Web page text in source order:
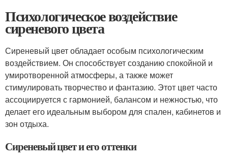
Психологическое воздействие
сиреневого цвета
Сиреневый цвет обладает особым психологическим
воздействием. Он способствует созданию спокойной и
умиротворенной атмосферы, а также может
стимулировать творчество и фантазию. Этот цвет часто
ассоциируется с гармонией, балансом и нежностью, что
делает его идеальным выбором для спален, кабинетов и
зон отдыха.
Сиреневый цвет и его оттенки